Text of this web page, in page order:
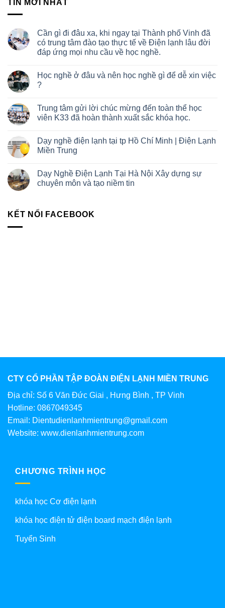
TIN MỚI NHẤT
Cần gì đi đâu xa, khi ngay tại Thành phố Vinh đã
có trung tâm đào tạo thực tế về Điện lạnh lâu đời
đáp ứng mọi nhu cầu về học nghề.
Học nghề ở đâu và nên học nghề gì để dễ xin việc
?
Trung tâm gửi lời chúc mừng đến toàn thể học
viên K33 đã hoàn thành xuất sắc khóa học.
Dạy nghề điện lạnh tại tp Hồ Chí Minh | Điện Lạnh
Miền Trung
Dạy Nghề Điện Lạnh Tại Hà Nội Xây dựng sự
chuyên môn và tạo niềm tin
KẾT NỐI FACEBOOK
CTY CỔ PHẦN TẬP ĐOÀN ĐIỆN LẠNH MIỀN TRUNG
Địa chỉ: Số 6 Văn Đức Giai , Hưng Bình , TP Vinh
Hotline: 0867049345
Email: Dientudienlanhmientrung@gmail.com
Website: www.dienlanhmientrung.com
CHƯƠNG TRÌNH HỌC
khóa học Cơ điện lạnh
khóa học điện tử điện board mạch điện lạnh
Tuyển Sinh